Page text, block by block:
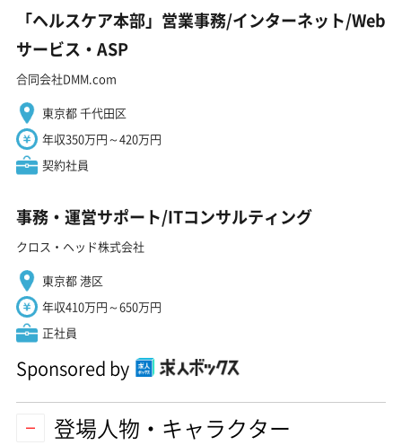
「ヘルスケア本部」営業事務/インターネット/Web
サービス・ASP
合同会社DMM.com
東京都 千代田区
年収350万円～420万円
契約社員
事務・運営サポート/ITコンサルティング
クロス・ヘッド株式会社
東京都 港区
年収410万円～650万円
正社員
Sponsored by
登場人物・キャラクター